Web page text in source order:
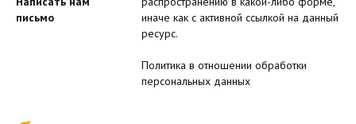
письмо
иначе как с активной ссылкой на данный
ресурс.
Политика в отношении обработки
персональных данных